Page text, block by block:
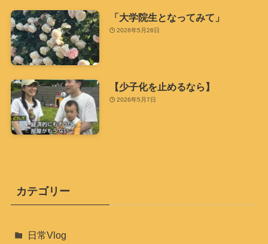
「大学院生となってみて」
2026年5月26日
【少子化を止めるなら】
2026年5月7日
カテゴリー
日常Vlog